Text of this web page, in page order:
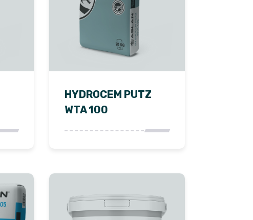
HYDROCEM PUTZ
WTA 100